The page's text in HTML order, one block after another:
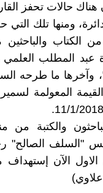
حالات تحفز
ومنها تلك
الكتاب
عبد المطلب
وآخرها ما طرحه
المعولمة
والكتبة
"السلف الصالح"
الآن إستهداف